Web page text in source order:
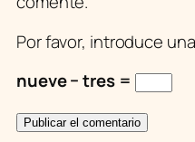
Por favor, introduce
nueve − tres =